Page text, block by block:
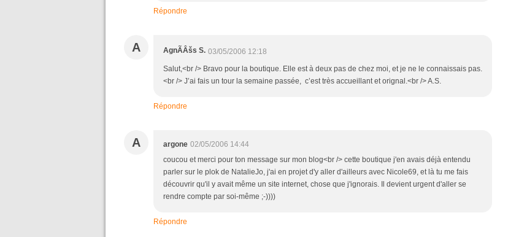
Répondre
A AgnÃÂšs S. 03/05/2006 12:18
Salut,<br /> Bravo pour la boutique. Elle est à deux pas de chez moi, et je ne le connaissais pas.
<br /> J’ai fais un tour la semaine passée, c’est très accueillant et orignal.<br /> A.S.
Répondre
A argone 02/05/2006 14:44
coucou et merci pour ton message sur mon blog<br /> cette boutique j'en avais déjà entendu
parler sur le plok de NatalieJo, j'ai en projet d'y aller d'ailleurs avec Nicole69, et là tu me fais
découvrir qu'il y avait même un site internet, chose que j'ignorais. Il devient urgent d'aller se
rendre compte par soi-même ;-))))
Répondre